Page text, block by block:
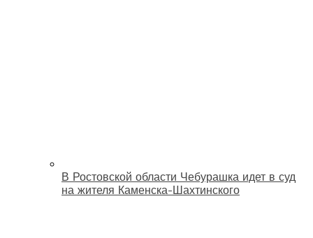
В Ростовской области Чебурашка идет в суд
на жителя Каменска-Шахтинского